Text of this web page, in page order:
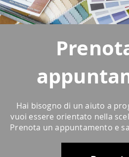
Hai bisogno di un aiuto a
vuoi essere orientato nella
Prenota un appuntamento e